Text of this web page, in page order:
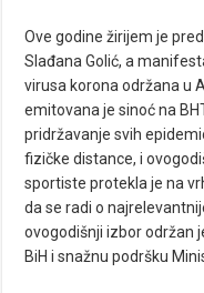
Ove godine žirijem je
Slađana Golić, a
virusa korona održana u
emitovana je sinoć na
pridržavanje svih
fizičke distance, i
sportiste protekla je na
da se radi o
ovogodišnji izbor održan
BiH i snažnu podršku